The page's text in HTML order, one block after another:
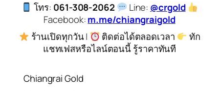
โทร: 061-308-2062 Line: @crgold
Facebook:m.me/chiangraigold
ร้านเปิดทุกวัน |
ติดต่อได้ตลอดเวลา
ทัก
แชทเฟสหรือไลน์ตอนนี้ รู้ราคาทันที
Chiangrai Gold